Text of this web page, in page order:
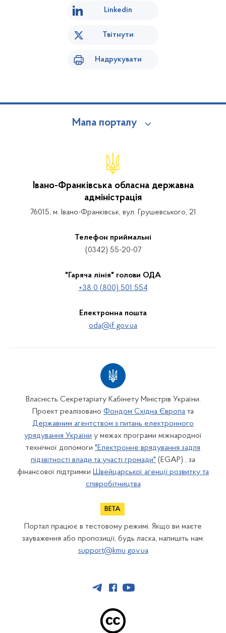
Linkedin
Твітнути
Надрукувати
Мапа порталу
Івано-Франківська обласна державна
адміністрація
76015, м. Івано-Франківськ, вул. Грушевського, 21
Телефон приймальні
(0342) 55-20-07
"Гаряча лінія" голови ОДА
+38 0 (800) 501 554
Електронна пошта
oda@if.gov.ua
Власність Секретаріату Кабінету Міністрів України.
Проект реалізовано Фондом Східна Європа та
Державним агентством з питань електронного
урядування України у межах програми міжнародної
технічної допомоги "Електронне врядування задля
підзвітності влади та участі громади" (EGAP) , за
фінансової підтримки Швейцарської агенції розвитку та
співробітництва
Портал працює в тестовому режимі. Якщо ви маєте
зауваження або пропозиції, будь ласка, напишіть нам:
support@kmu.gov.ua